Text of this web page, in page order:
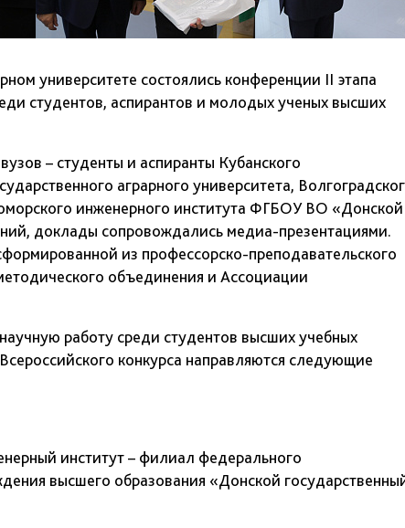
университете состоялись конференции II этапа
студентов, аспирантов и молодых ученых высших
– студенты и аспиранты Кубанского
аграрного университета,
инженерного института ФГБОУ ВО «Донской
доклады сопровождались медиа-презентациями.
из профессорско-преподавательского
объединения и Ассоциации
работу среди студентов высших учебных
конкурса направляются следующие
институт – филиал федерального
высшего образования «Донской